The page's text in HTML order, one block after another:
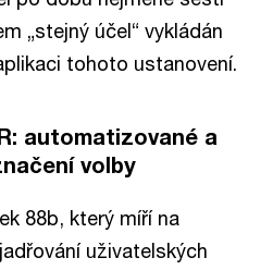
„stejný účel“ vykládán
tohoto ustanovení.
automatizované a
volby
88b, který míří na
uživatelských